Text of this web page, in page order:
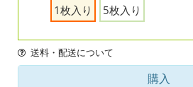
1枚入り
5枚入り
送料・配送について
購入